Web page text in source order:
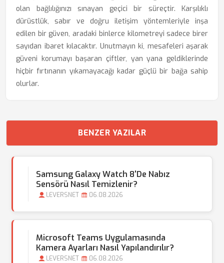
olan bağlılığınızı sınayan geçici bir süreçtir. Karşılıklı
dürüstlük, sabır ve doğru iletişim yöntemleriyle inşa
edilen bir güven, aradaki binlerce kilometreyi sadece birer
sayıdan ibaret kılacaktır. Unutmayın ki, mesafeleri aşarak
güveni korumayı başaran çiftler, yan yana geldiklerinde
hiçbir fırtınanın yıkamayacağı kadar güçlü bir bağa sahip
olurlar.
BENZER YAZILAR
Samsung Galaxy Watch 8'de Nabız
Sensörü Nasıl Temizlenir?
LEVERSNET 06.08.2026
Microsoft Teams Uygulamasında
Kamera Ayarları Nasıl Yapılandırılır?
LEVERSNET 06.08.2026